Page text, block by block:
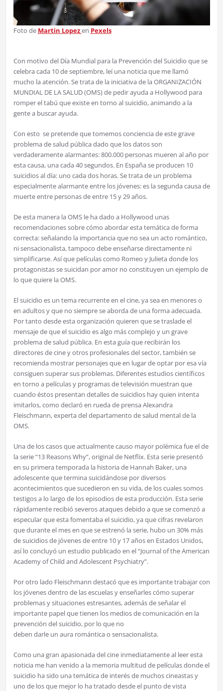
Foto de Martin Lopezen Pexels
Con motivo del Día Mundial para la Prevención del Suicidio que se
celebra cada 10 de septiembre, leí una noticia que me llamó
mucho la atención. Se trata de la iniciativa de la ORGANIZACIÓN
MUNDIAL DE LA SALUD (OMS) de pedir ayuda a Hollywood para
romper el tabú que existe en torno al suicidio, animando a la
gente a buscar ayuda.
Con esto se pretende que tomemos conciencia de este grave
problema de salud pública dado que los datos son
verdaderamente alarmantes: 800.000 personas mueren al año por
esta causa, una cada 40 segundos. En España se producen 10
suicidios al día: uno cada dos horas. Se trata de un problema
especialmente alarmante entre los jóvenes: es la segunda causa de
muerte entre personas de entre 15 y 29 años.
De esta manera la OMS le ha dado a Hollywood unas
recomendaciones sobre cómo abordar esta temática de forma
correcta: señalando la importancia que no sea un acto romántico,
ni sensacionalista, tampoco debe enseñarse directamente ni
simplificarse. Así que películas como Romeo y Julieta donde los
protagonistas se suicidan por amor no constituyen un ejemplo de
lo que quiere la OMS.
El suicidio es un tema recurrente en el cine, ya sea en menores o
en adultos y que no siempre se aborda de una forma adecuada.
Por tanto desde esta organización quieren que se traslade el
mensaje de que el suicidio es algo más complejo y un grave
problema de salud pública. En esta guía que recibirán los
directores de cine y otros profesionales del sector, también se
recomienda mostrar personajes que en lugar de optar por esa vía
consiguen superar sus problemas. Diferentes estudios científicos
en torno a películas y programas de televisión muestran que
cuando éstos presentan detalles de suicidios hay quien intenta
imitarlos, como declaró en rueda de prensa Alexandra
Fleischmann, experta del departamento de salud mental de la
OMS.
Una de los casos que actualmente causo mayor polémica fue el de
la serie “13 Reasons Why”, original de Netflix. Esta serie presentó
en su primera temporada la historia de Hannah Baker, una
adolescente que termina suicidándose por diversos
acontecimientos que sucedieron en su vida, de los cuales somos
testigos a lo largo de los episodios de esta producción. Esta serie
rápidamente recibió severos ataques debido a que se comenzó a
especular que esta fomentaba el suicidio, ya que cifras revelaron
que durante el mes en que se estrenó la serie, hubo un 30% más
de suicidios de jóvenes de entre 10 y 17 años en Estados Unidos,
así lo concluyó un estudio publicado en el “Journal of the American
Academy of Child and Adolescent Psychiatry”.
Por otro lado Fleischmann destacó que es importante trabajar con
los jóvenes dentro de las escuelas y enseñarles cómo superar
problemas y situaciones estresantes, además de señalar el
importante papel que tienen los medios de comunicación en la
prevención del suicidio, por lo que no
deben darle un aura romántica o sensacionalista.
Como una gran apasionada del cine inmediatamente al leer esta
noticia me han venido a la memoria multitud de películas donde el
suicidio ha sido una temática de interés de muchos cineastas y
uno de los que mejor lo ha tratado desde el punto de vista